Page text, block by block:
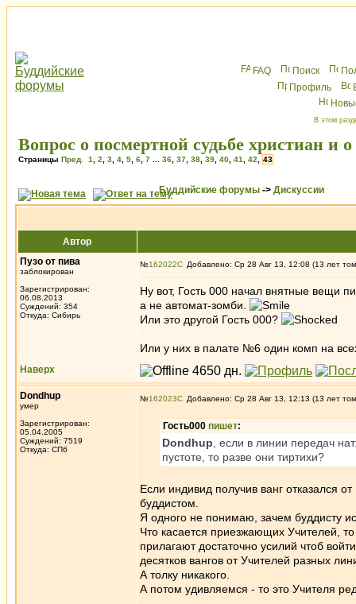
FAQ Поиск
Профиль
В этом
Вопрос о посмертной судьбе христиан и
Страницы Пред. 1 2 3 4 5 6 7 36 37 38 39 40 41 42 43
Буддийские форумы -> Дискуссии
Автор
Пузо от пива
заблокирован
Зарегистрирован:
06.08.2013
Суждений: 354
Откуда: Сибирь
№162022 Добавлено: Ср 28 Авг 13, 12:08 (13 лет
Ну вот, Гость 000 начал внятные вещи
а не автомат-зомби.
Или это другой Гость 000?
Или у них в палате №6 один комп на
Наверх
Dondhup
умер
Зарегистрирован:
05.04.2005
Суждений: 7519
Откуда: СПб
№162023 Добавлено: Ср 28 Авг 13, 12:13 (13 лет
Гость000 пишет:
Dondhup , если в линии передач
пустоте, то разве они тиртихи?
Если индивид получив ванг отказался
буддистом.
Я одного не понимаю, зачем буддисту
Что касается приезжающих Учителей,
прилагают достаточно усилий чтоб
десятков вангов от Учителей разных
А толку никакого.
А потом удивляемся - то это Учителя